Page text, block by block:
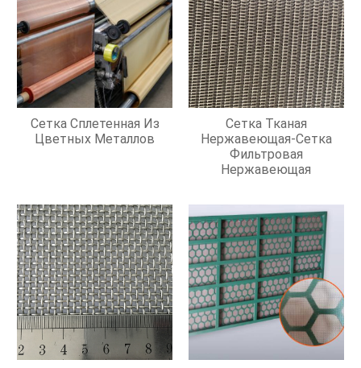
Сетка Сплетенная Из
Цветных Металлов
Сетка Тканая
Нержавеющая-Сетка
Фильтровая
Нержавеющая